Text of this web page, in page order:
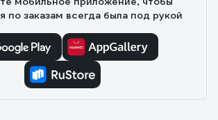
по заказам всегда была под рукой